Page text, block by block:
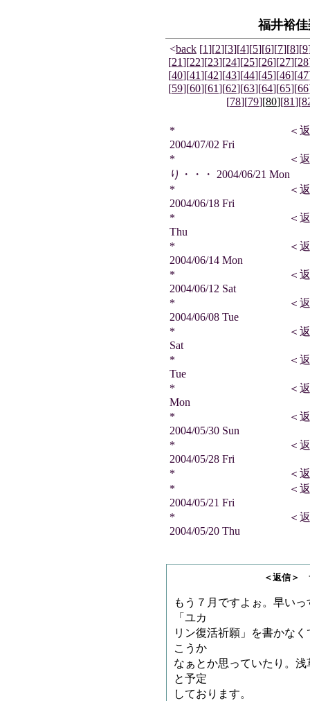
福井裕
<back [1][2][3][4][5][6][7][8][9
[21][22][23][24][25][26][27][28
[40][41][42][43][44][45][46][47
[59][60][61][62][63][64][65][66
[78][79][80][81][
* ＜返信＞ サノ
2004/07/02 Fri
* ＜返信＞ さす
り・・・ 2004/06/21 Mon
* ＜返信＞ サノ
2004/06/18 Fri
* ＜返信＞ ブン
Thu
* ＜返信＞ ビブ
2004/06/14 Mon
* ＜返信＞ どら
2004/06/12 Sat
* ＜返信＞ サノ
2004/06/08 Tue
* ＜返信＞ とろろ
Sat
* ＜返信＞ Y.Nさ
Tue
* ＜返信＞ GO!さ
Mon
* ＜返信＞ サノ
2004/05/30 Sun
* ＜返信＞ サノ
2004/05/28 Fri
* ＜返信＞ とろ
* ＜返信＞ サノ
2004/05/21 Fri
* ＜返信＞ ビブ
2004/05/20 Thu
＜返信＞ サノゲッ
もう７月ですよぉ。早い
「ユカ
リン復活祈願」を書かな
こうか
なぁとか思っていたり。
と予定
しております。